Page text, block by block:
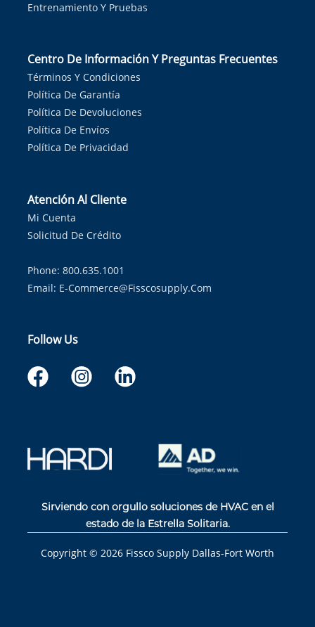
Entrenamiento Y Pruebas
Centro De Información Y Preguntas Frecuentes
Términos Y Condiciones
Política De Garantía
Política De Devoluciones
Política De Envíos
Política De Privacidad
Atención Al Cliente
Mi Cuenta
Solicitud De Crédito
Phone: 800.635.1001
Email: E-Commerce@fisscosupply.com
Follow Us
Sirviendo con orgullo soluciones de HVAC en el
estado de la Estrella Solitaria.
Copyright © 2026 Fissco Supply Dallas-Fort Worth